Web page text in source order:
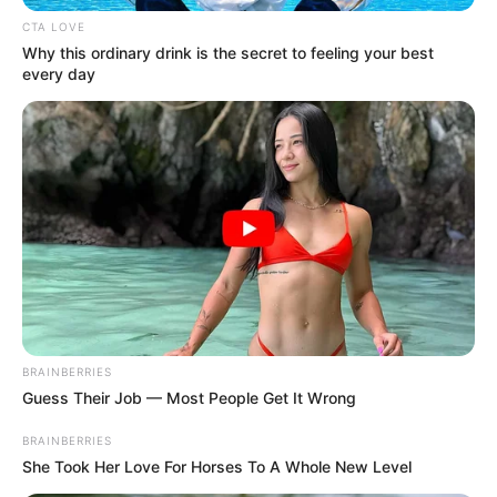
Az orvosok szerint stabil, de súlyos állapotban van
CTA LOVE
Why this ordinary drink is the secret to feeling your best
every day
BRAINBERRIES
Guess Their Job — Most People Get It Wrong
BRAINBERRIES
She Took Her Love For Horses To A Whole New Level